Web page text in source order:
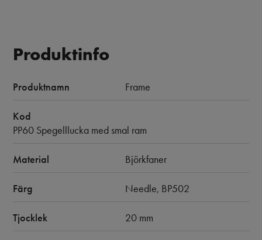
Produktinfo
Produktnamn Frame
Kod
PP60 Spegelllucka med smal ram
Material Björkfaner
Färg Needle, BP502
Tjocklek 20 mm